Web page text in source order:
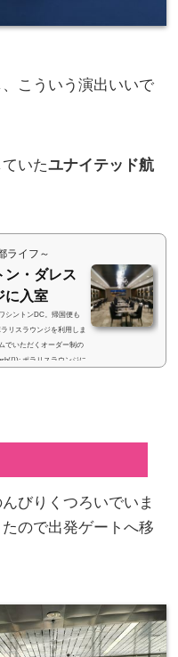
こういう演出いいで
いたユナイテッド航
ライフ～
ン・ダレス
に入室
シントンDC。帰国便も
リスラウンジを利用しま
でいただくオーダー制の
ポラリスラウンジに
びりくつろいでいま
ので出発ゲートへ移